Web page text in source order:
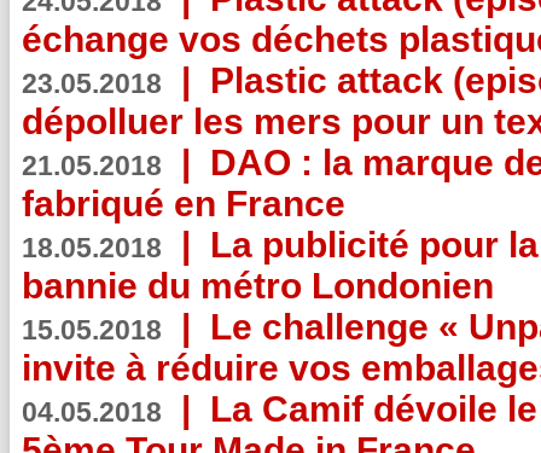
échange vos déchets
23.05.2018 | Plastic attack
dépolluer les mers pour un
21.05.2018 | DAO : la marque
fabriqué en France
18.05.2018 | La publicité pour
bannie du métro Londonien
15.05.2018 | Le challenge «
invite à réduire vos
04.05.2018 | La Camif dévoile